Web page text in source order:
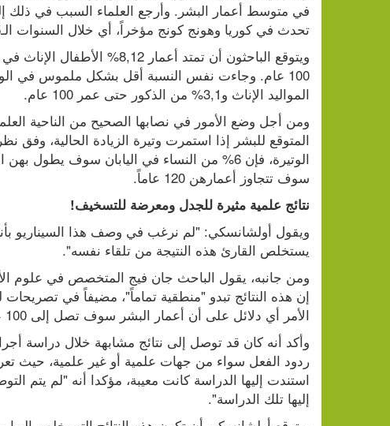
تحدث في كوريا وهونج كونج مؤخراً، أي خلال السنوات الـ25 الماضية فقط.
المواليد الإناث و3,1% من الذكور حتى عمر 100 عام.
سوف تتجاوز أعمارهن 120 عاماً.
نتائج علمية مثيرة للجدل ومعرضة للتسخيف!
يستخلص القارئ هذه النتيجة من تلقاء نفسه".
الأمر أي دلائل على أن أعمار البشر سوف تصل إلى 100 عام في أي وقت في القريب العاجل".
إليها تلك الدراسة".